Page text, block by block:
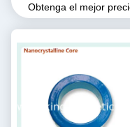
inductor de la bobina
Magnetics
Obtenga el mejor